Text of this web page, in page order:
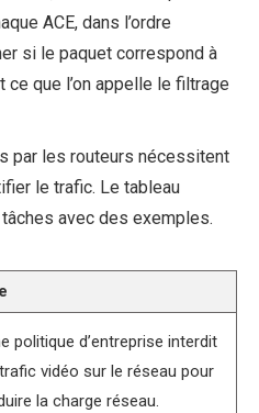
ACE, dans l’ordre
si le paquet correspond à
ce que l’on appelle le filtrage
par les routeurs nécessitent
le trafic. Le tableau
avec des exemples.
politique d’entreprise interdit
vidéo sur le réseau pour
la charge réseau.